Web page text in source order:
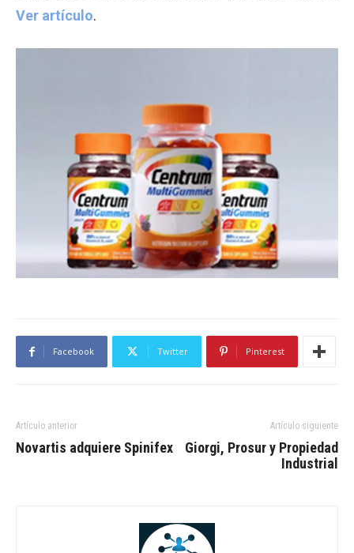
Ver artículo.
Facebook Twitter Pinterest
Artículo anterior
Novartis adquiere Spinifex
Artículo siguiente
Giorgi, Prosur y Propiedad
Industrial